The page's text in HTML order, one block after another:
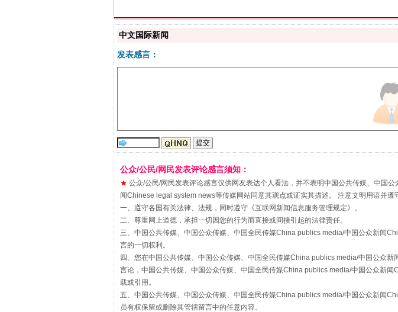
习近平的博鳌关键词
“刷贴”乱象丛生
生物安全
中文国际新闻
发表感言：
公众/公民/网民发表评论感言须知：
★ 公众/公民/网民发表评论感言仅供网友表达个人看法，并不表明中国公共传媒、中国
闻Chinese legal system news等传媒网站同意其观点或证实其描述。 注意文明用语并遵
一、遵守各国有关法律、法规，同时遵守《互联网新闻信息服务管理规定》。
二、尊重网上道德，承担一切因您的行为而直接或间接引起的法律责任。
三、中国公共传媒、中国公众传媒、中国全民传媒China publics media/中国公众新闻
言的一切权利。
四、您在中国公共传媒、中国公众传媒、中国全民传媒China publics media/中国公众
言论，中国公共传媒、中国公众传媒、中国全民传媒China publics media/中国公众新
载或引用。
五、中国公共传媒、中国公众传媒、中国全民传媒China publics media/中国公众新闻
员有权保留或删除其管辖留言中的任意内容。